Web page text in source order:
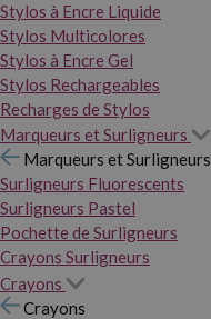
Stylos à Encre Liquide
Stylos Multicolores
Stylos à Encre Gel
Stylos Rechargeables
Recharges de Stylos
Marqueurs et Surligneurs
Marqueurs et Surligneurs
Surligneurs Fluorescents
Surligneurs Pastel
Pochette de Surligneurs
Crayons Surligneurs
Crayons
Crayons